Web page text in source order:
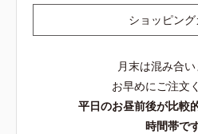
ショッピング
月末は混み合
お早めにご注文
平日のお昼前後が比較
時間帯です